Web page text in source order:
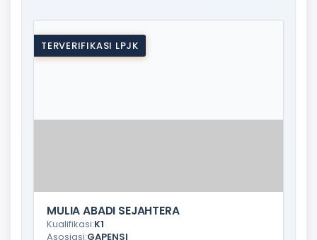
TERVERIFIKASI LPJK
MULIA ABADI SEJAHTERA
Kualifikasi:K1
Asosiasi:GAPENSI